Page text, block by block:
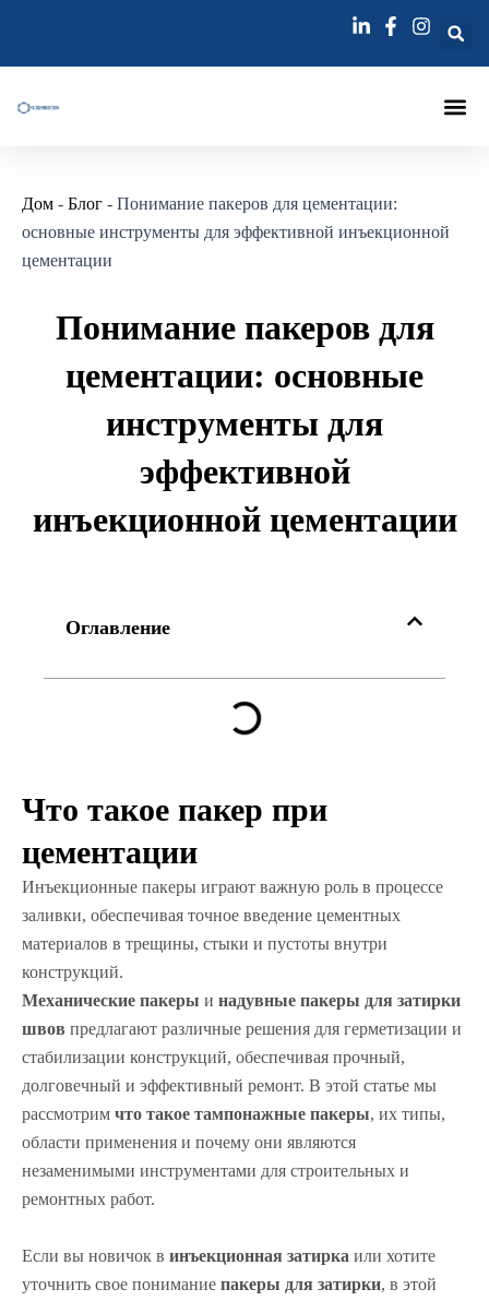
содержимому
Дом - Блог - Понимание пакеров для цементации:
основные инструменты для эффективной инъекционной
цементации
Понимание пакеров для
цементации: основные
инструменты для
эффективной
инъекционной цементации
Оглавление
Что такое пакер при
цементации
Инъекционные пакеры играют важную роль в процессе
заливки, обеспечивая точное введение цементных
материалов в трещины, стыки и пустоты внутри
конструкций.
Механические пакеры и надувные пакеры для затирки
швов предлагают различные решения для герметизации и
стабилизации конструкций, обеспечивая прочный,
долговечный и эффективный ремонт. В этой статье мы
рассмотрим что такое тампонажные пакеры, их типы,
области применения и почему они являются
незаменимыми инструментами для строительных и
ремонтных работ.
Если вы новичок в инъекционная затирка или хотите
уточнить свое понимание пакеры для затирки, в этой
записям